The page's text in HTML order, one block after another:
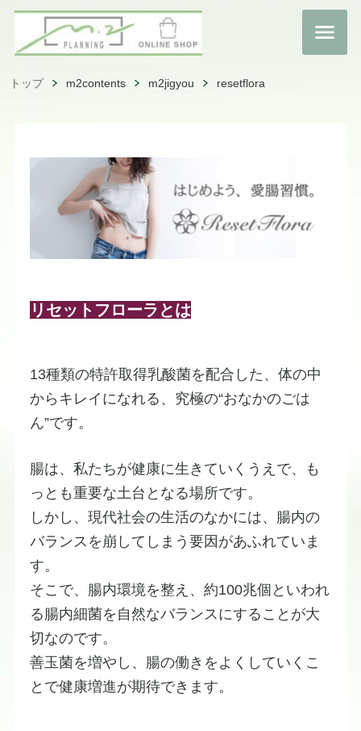
トップ m2contents m2jigyou resetflora
リセットフローラとは
​​13種類の特許取得乳酸菌を配合した、体の中
から キレイになれる、究極の“おなかのごは
ん”です。
​腸は、私たちが健康に生きていくうえで、も
っとも重要な土台となる場所です。
​しかし、現代社会の生活のなかには、腸内の
バランスを崩してしまう要因があふれていま
す。
​そこで、腸内環境を整え、約100兆個といわれ
る腸内細菌を自然なバランスにすることが大
切なのです。
善玉菌を増やし、腸の働きをよくしていくこ
とで健康増進が期待できます。